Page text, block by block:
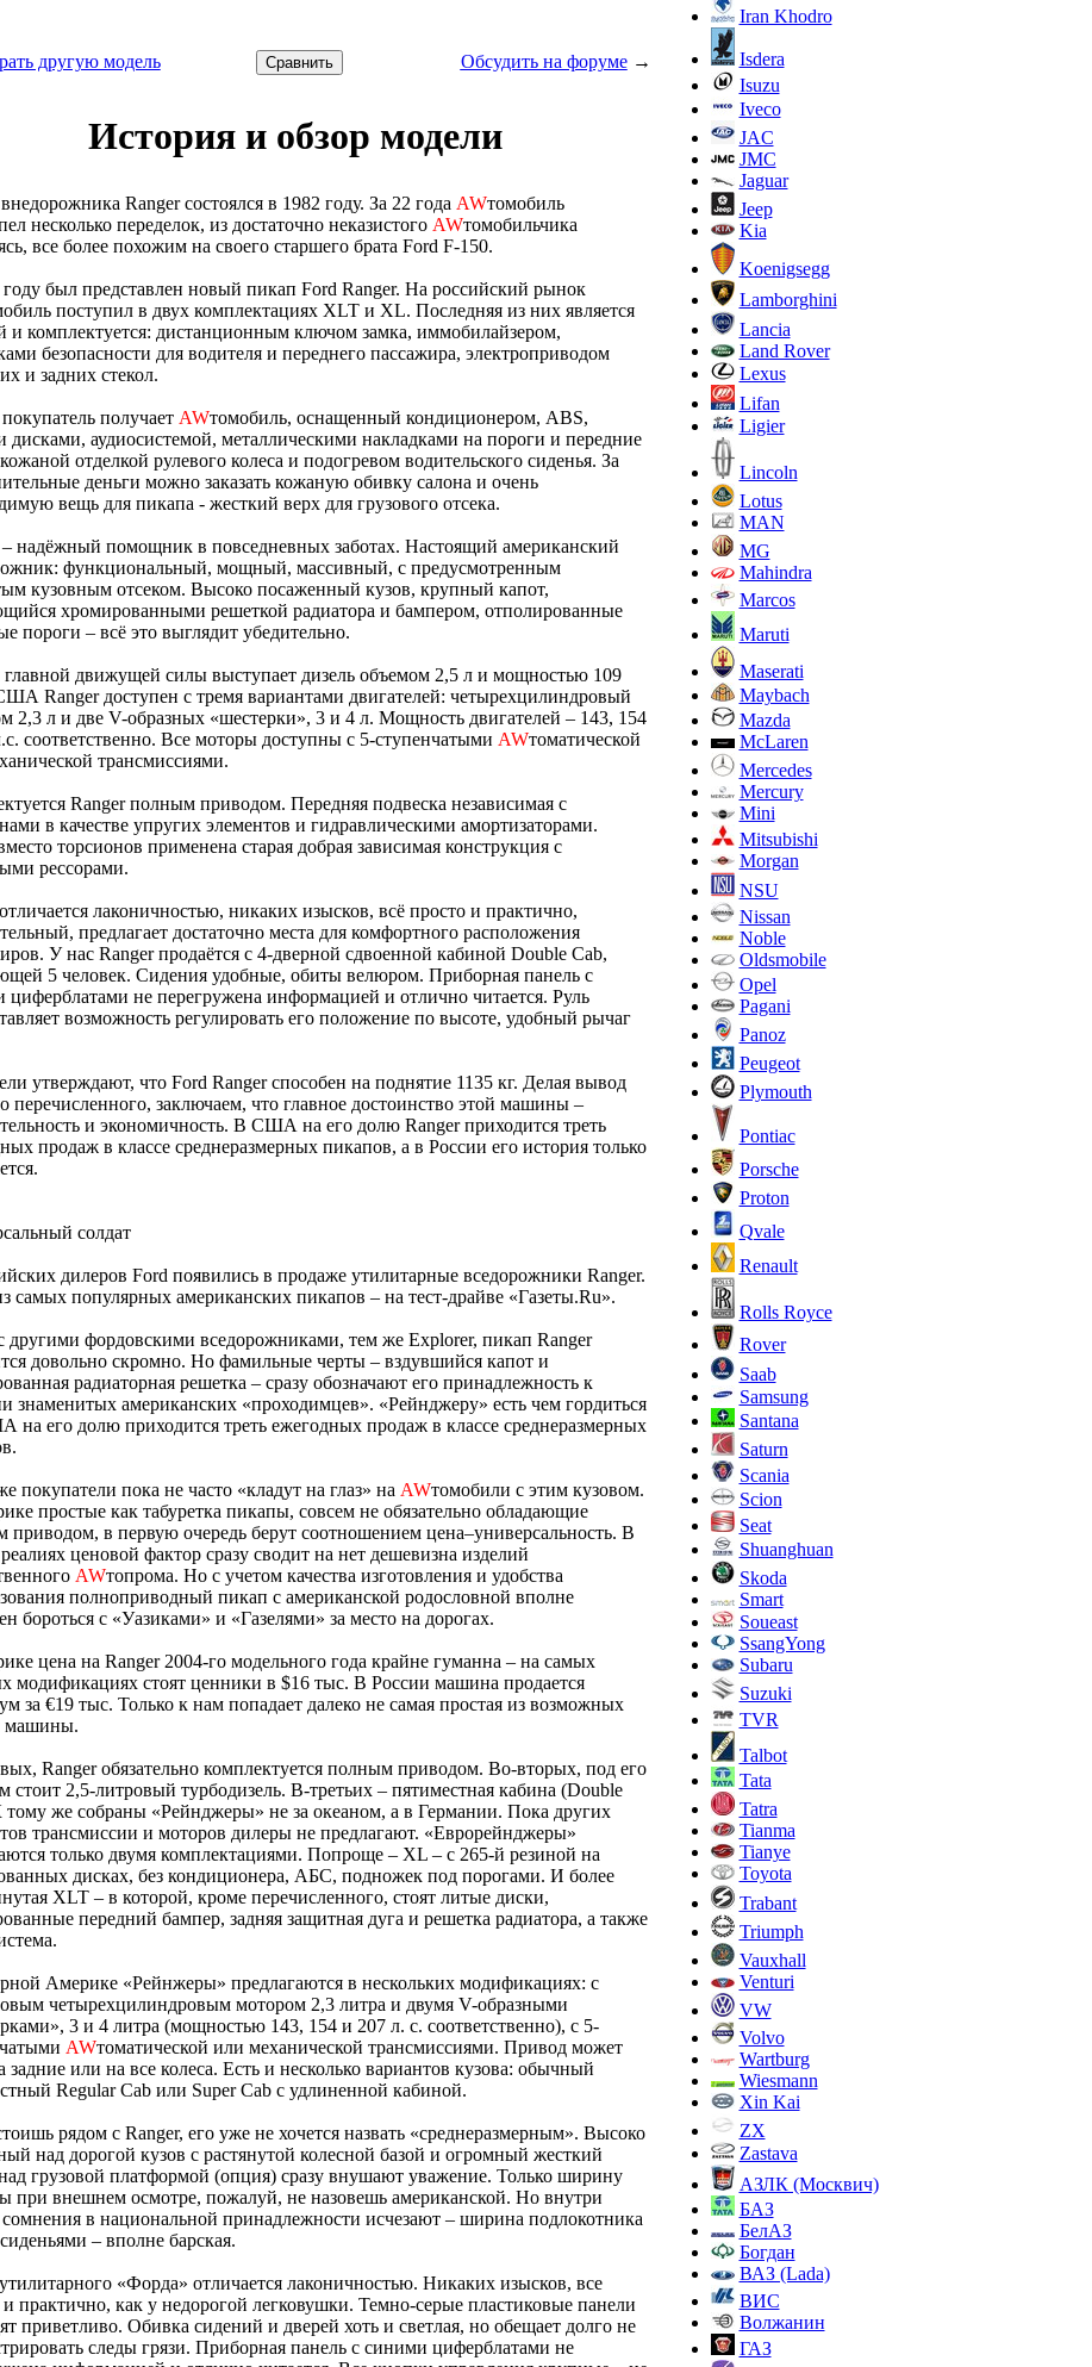
другую модель Обсудить на форуме→
История и обзор модели
Ranger состоялся в 1982 году. За 22 года AWтомобиль
несколько переделок, из достаточно неказистого AWтомобильчика
все более похожим на своего старшего брата Ford F-150.
был представлен новый пикап Ford Ranger. На российский рынок
поступил в двух комплектациях XLT и XL. Последняя из них является
и комплектуется: дистанционным ключом замка, иммобилайзером,
безопасности для водителя и переднего пассажира, электроприводом
и задних стекол.
получает AWтомобиль, оснащенный кондиционером, ABS,
дисками, аудиосистемой, металлическими накладками на пороги и передние
отделкой рулевого колеса и подогревом водительского сиденья. За
деньги можно заказать кожаную обивку салона и очень
вещь для пикапа - жесткий верх для грузового отсека.
– надёжный помощник в повседневных заботах. Настоящий американский
функциональный, мощный, массивный, с предусмотренным
кузовным отсеком. Высоко посаженный кузов, крупный капот,
хромированными решеткой радиатора и бампером, отполированные
пороги – всё это выглядит убедительно.
движущей силы выступает дизель объемом 2,5 л и мощностью 109
Ranger доступен с тремя вариантами двигателей: четырехцилиндровый
2,3 л и две V-образных «шестерки», 3 и 4 л. Мощность двигателей – 143, 154
соответственно. Все моторы доступны с 5-ступенчатыми AWтоматической
трансмиссиями.
Ranger полным приводом. Передняя подвеска независимая с
в качестве упругих элементов и гидравлическими амортизаторами.
торсионов применена старая добрая зависимая конструкция с
рессорами.
лаконичностью, никаких изысков, всё просто и практично,
предлагает достаточно места для комфортного расположения
У нас Ranger продаётся с 4-дверной сдвоенной кабиной Double Cab,
5 человек. Сидения удобные, обиты велюром. Приборная панель с
циферблатами не перегружена информацией и отлично читается. Руль
возможность регулировать его положение по высоте, удобный рычаг
утверждают, что Ford Ranger способен на поднятие 1135 кг. Делая вывод
перечисленного, заключаем, что главное достоинство этой машины –
и экономичность. В США на его долю Ranger приходится треть
продаж в классе среднеразмерных пикапов, а в России его история только
солдат
дилеров Ford появились в продаже утилитарные вседорожники Ranger.
самых популярных американских пикапов – на тест-драйве «Газеты.Ru».
другими фордовскими вседорожниками, тем же Explorer, пикап Ranger
довольно скромно. Но фамильные черты – вздувшийся капот и
радиаторная решетка – сразу обозначают его принадлежность к
знаменитых американских «проходимцев». «Рейнджеру» есть чем гордиться
на его долю приходится треть ежегодных продаж в классе среднеразмерных
покупатели пока не часто «кладут на глаз» на AWтомобили с этим кузовом.
простые как табуретка пикапы, совсем не обязательно обладающие
приводом, в первую очередь берут соотношением цена–универсальность. В
ценовой фактор сразу сводит на нет дешевизна изделий
AWтопрома. Но с учетом качества изготовления и удобства
полноприводный пикап с американской родословной вполне
бороться с «Уазиками» и «Газелями» за место на дорогах.
цена на Ranger 2004-го модельного года крайне гуманна – на самых
модификациях стоят ценники в $16 тыс. В России машина продается
за €19 тыс. Только к нам попадает далеко не самая простая из возможных
машины.
Ranger обязательно комплектуется полным приводом. Во-вторых, под его
стоит 2,5-литровый турбодизель. В-третьих – пятиместная кабина (Double
тому же собраны «Рейнджеры» не за океаном, а в Германии. Пока других
трансмиссии и моторов дилеры не предлагают. «Еврорейнджеры»
только двумя комплектациями. Попроще – XL – с 265-й резиной на
дисках, без кондиционера, АБС, подножек под порогами. И более
XLT – в которой, кроме перечисленного, стоят литые диски,
передний бампер, задняя защитная дуга и решетка радиатора, а также
Америке «Рейнжеры» предлагаются в нескольких модификациях: с
четырехцилиндровым мотором 2,3 литра и двумя V-образными
3 и 4 литра (мощностью 143, 154 и 207 л. с. соответственно), с 5-
AWтоматической или механической трансмиссиями. Привод может
задние или на все колеса. Есть и несколько вариантов кузова: обычный
Regular Cab или Super Cab с удлиненной кабиной.
рядом с Ranger, его уже не хочется назвать «среднеразмерным». Высоко
над дорогой кузов с растянутой колесной базой и огромный жесткий
грузовой платформой (опция) сразу внушают уважение. Только ширину
при внешнем осмотре, пожалуй, не назовешь американской. Но внутри
сомнения в национальной принадлежности исчезают – ширина подлокотника
– вполне барская.
«Форда» отличается лаконичностью. Никаких изысков, все
и практично, как у недорогой легковушки. Темно-серые пластиковые панели
приветливо. Обивка сидений и дверей хоть и светлая, но обещает долго не
следы грязи. Приборная панель с синими циферблатами не
Iran Khodro
Isdera
Isuzu
Iveco
JAC
JMC
Jaguar
Jeep
Kia
Koenigsegg
Lamborghini
Lancia
Land Rover
Lexus
Lifan
Ligier
Lincoln
Lotus
MAN
MG
Mahindra
Marcos
Maruti
Maserati
Maybach
Mazda
McLaren
Mercedes
Mercury
Mini
Mitsubishi
Morgan
NSU
Nissan
Noble
Oldsmobile
Opel
Pagani
Panoz
Peugeot
Plymouth
Pontiac
Porsche
Proton
Qvale
Renault
Rolls Royce
Rover
Saab
Samsung
Santana
Saturn
Scania
Scion
Seat
Shuanghuan
Skoda
Smart
Soueast
SsangYong
Subaru
Suzuki
TVR
Talbot
Tata
Tatra
Tianma
Tianye
Toyota
Trabant
Triumph
Vauxhall
Venturi
VW
Volvo
Wartburg
Wiesmann
Xin Kai
ZX
Zastava
АЗЛК (Москвич)
БАЗ
БелАЗ
Богдан
ВАЗ (Lada)
ВИС
Волжанин
ГАЗ